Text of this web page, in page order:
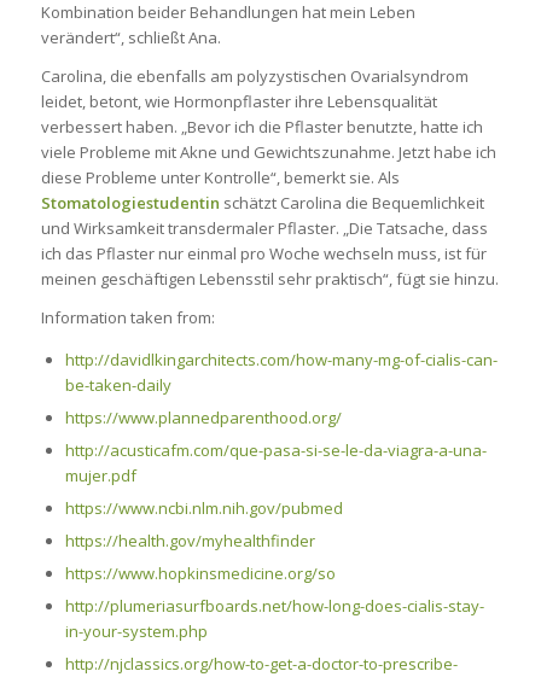
Kombination beider Behandlungen hat mein Leben
verändert“, schließt Ana.
Carolina, die ebenfalls am polyzystischen Ovarialsyndrom
leidet, betont, wie Hormonpflaster ihre Lebensqualität
verbessert haben. „Bevor ich die Pflaster benutzte, hatte ich
viele Probleme mit Akne und Gewichtszunahme. Jetzt habe ich
diese Probleme unter Kontrolle“, bemerkt sie. Als
Stomatologiestudentin schätzt Carolina die Bequemlichkeit
und Wirksamkeit transdermaler Pflaster. „Die Tatsache, dass
ich das Pflaster nur einmal pro Woche wechseln muss, ist für
meinen geschäftigen Lebensstil sehr praktisch“, fügt sie hinzu.
Information taken from:
http://davidlkingarchitects.com/how-many-mg-of-cialis-can-
be-taken-daily
https://www.plannedparenthood.org/
http://acusticafm.com/que-pasa-si-se-le-da-viagra-a-una-
mujer.pdf
https://www.ncbi.nlm.nih.gov/pubmed
https://health.gov/myhealthfinder
https://www.hopkinsmedicine.org/so
http://plumeriasurfboards.net/how-long-does-cialis-stay-
in-your-system.php
http://njclassics.org/how-to-get-a-doctor-to-prescribe-